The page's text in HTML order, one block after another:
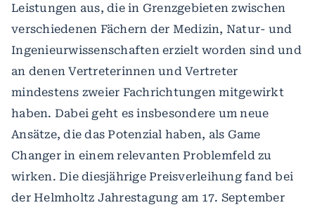
Leistungen aus, die in Grenzgebieten zwischen
verschiedenen Fächern der Medizin, Natur- und
Ingenieurwissenschaften erzielt worden sind und
an denen Vertreterinnen und Vertreter
mindestens zweier Fachrichtungen mitgewirkt
haben. Dabei geht es insbesondere um neue
Ansätze, die das Potenzial haben, als Game
Changer in einem relevanten Problemfeld zu
wirken. Die diesjährige Preisverleihung fand bei
der Helmholtz Jahrestagung am 17. September